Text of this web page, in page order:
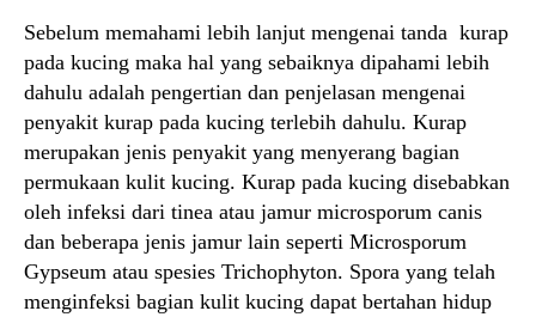
Sebelum memahami lebih lanjut mengenai tanda kurap
pada kucing maka hal yang sebaiknya dipahami lebih
dahulu adalah pengertian dan penjelasan mengenai
penyakit kurap pada kucing terlebih dahulu. Kurap
merupakan jenis penyakit yang menyerang bagian
permukaan kulit kucing. Kurap pada kucing disebabkan
oleh infeksi dari tinea atau jamur microsporum canis
dan beberapa jenis jamur lain seperti Microsporum
Gypseum atau spesies Trichophyton. Spora yang telah
menginfeksi bagian kulit kucing dapat bertahan hidup